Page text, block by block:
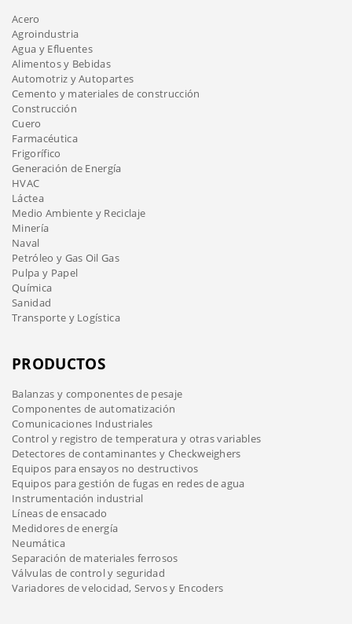
Acero
Agroindustria
Agua y Efluentes
Alimentos y Bebidas
Automotriz y Autopartes
Cemento y materiales de construcción
Construcción
Cuero
Farmacéutica
Frigorífico
Generación de Energía
HVAC
Láctea
Medio Ambiente y Reciclaje
Minería
Naval
Petróleo y Gas Oil Gas
Pulpa y Papel
Química
Sanidad
Transporte y Logística
PRODUCTOS
Balanzas y componentes de pesaje
Componentes de automatización
Comunicaciones Industriales
Control y registro de temperatura y otras variables
Detectores de contaminantes y Checkweighers
Equipos para ensayos no destructivos
Equipos para gestión de fugas en redes de agua
Instrumentación industrial
Líneas de ensacado
Medidores de energía
Neumática
Separación de materiales ferrosos
Válvulas de control y seguridad
Variadores de velocidad, Servos y Encoders